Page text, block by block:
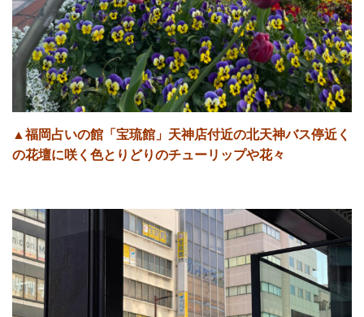
▲福岡占いの館「宝琉館」天神店付近の北天神バス停近く
の花壇に咲く色とりどりのチューリップや花々